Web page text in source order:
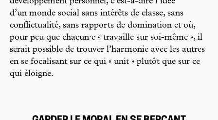
d’un monde social sans intérêts de classe, sans
conflictualité, sans rapports de domination et où,
pour peu que chacun·e « travaille sur soi-même », il
serait possible de trouver l’harmonie avec les autres
en se focalisant sur ce qui « unit » plutôt que sur ce
qui éloigne.